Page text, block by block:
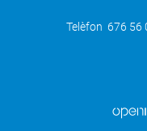
Telèfon 676 56